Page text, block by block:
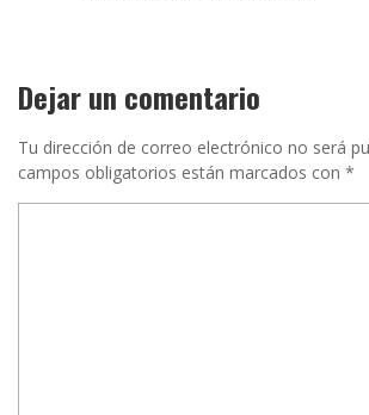
Dejar un comentario
Tu dirección de correo electrónico no será
campos obligatorios están marcados con *